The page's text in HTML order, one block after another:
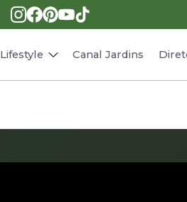
Lifestyle
Receitas
Canal Jardins